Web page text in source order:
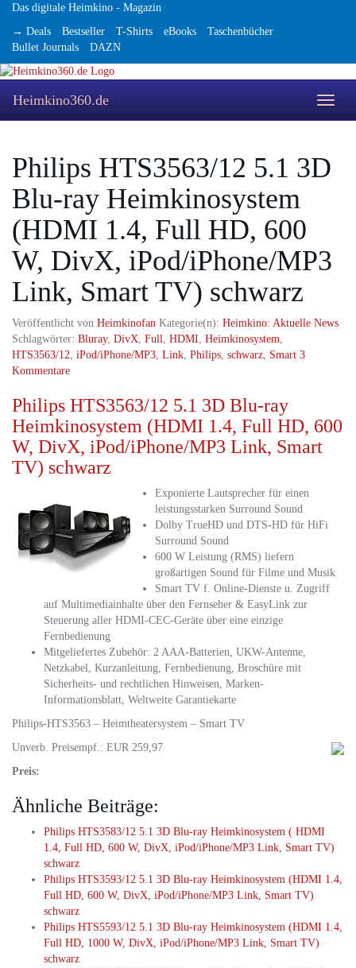
Skip
main
content
Das digitale Heimkino - Magazin
→ Deals
Bestseller T-Shirts eBooks
Taschenbücher
Bullet Journals
DAZN
Toggle
Heimkino360.de
Philips HTS3563/12 5.1 3D
Blu-ray Heimkinosystem
(HDMI 1.4, Full HD, 600
W, DivX, iPod/iPhone/MP3
Link, Smart TV) schwarz
Veröffentlicht von Heimkinofan Kategorie(n): Heimkino: Aktuelle News
Schlagwörter: Bluray, DivX, Full, HDMI, Heimkinosystem,
HTS3563/12, iPod/iPhone/MP3, Link, Philips, schwarz, Smart 3
Kommentare
Philips HTS3563/12 5.1 3D Blu-ray
Heimkinosystem (HDMI 1.4, Full HD, 600
W, DivX, iPod/iPhone/MP3 Link, Smart
TV) schwarz
Exponierte Lautsprecher für einen
leistungsstarken Surround Sound
Dolby TrueHD und DTS-HD für HiFi
Surround Sound
600 W Leistung (RMS) liefern
großartigen Sound für Filme und Musik
Smart TV f. Online-Dienste u. Zugriff
auf Multimediainhalte über den Fernseher & EasyLink zur
Steuerung aller HDMI-CEC-Geräte über eine einzige
Fernbedienung
Mitgeliefertes Zubehör: 2 AAA-Batterien, UKW-Antenne,
Netzkabel, Kurzanleitung, Fernbedienung, Broschüre mit
Sicherheits- und rechtlichen Hinweisen, Marken-
Informationsblatt, Weltweite Garantiekarte
Philips-HTS3563 – Heimtheatersystem – Smart TV
Unverb. Preisempf.: EUR 259,97
Preis:
Ähnliche Beiträge:
Philips HTS3583/12 5.1 3D Blu-ray Heimkinosystem ( HDMI
1.4, Full HD, 600 W, DivX, iPod/iPhone/MP3 Link, Smart TV)
schwarz
Philips HTS3593/12 5.1 3D Blu-ray Heimkinosystem (HDMI 1.4,
Full HD, 600 W, DivX, iPod/iPhone/MP3 Link, Smart TV)
schwarz
Philips HTS5593/12 5.1 3D Blu-ray Heimkinosystem (HDMI 1.4,
Full HD, 1000 W, DivX, iPod/iPhone/MP3 Link, Smart TV)
schwarz